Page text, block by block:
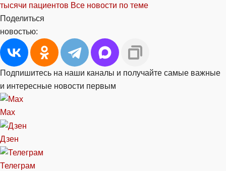
тысячи пациентов Все новости по теме
Поделиться
новостью:
Подпишитесь на наши каналы и получайте самые важные
и интересные новости первым
Max
Дзен
Телеграм